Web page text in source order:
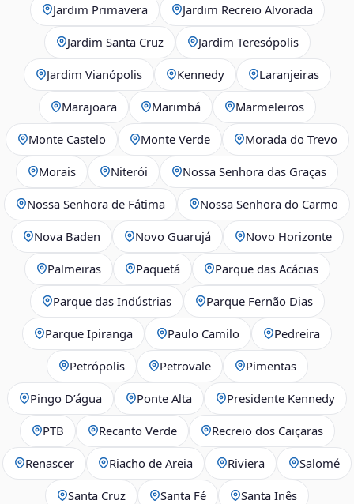
Jardim Primavera Jardim Recreio Alvorada
Jardim Santa Cruz Jardim Teresópolis
Jardim Vianópolis Kennedy Laranjeiras
Marajoara Marimbá Marmeleiros
Monte Castelo Monte Verde Morada do Trevo
Morais Niterói Nossa Senhora das Graças
Nossa Senhora de Fátima Nossa Senhora do Carmo
Nova Baden Novo Guarujá Novo Horizonte
Palmeiras Paquetá Parque das Acácias
Parque das Indústrias Parque Fernão Dias
Parque Ipiranga Paulo Camilo Pedreira
Petrópolis Petrovale Pimentas
Pingo D’água Ponte Alta Presidente Kennedy
PTB Recanto Verde Recreio dos Caiçaras
Renascer Riacho de Areia Riviera Salomé
Santa Cruz Santa Fé Santa Inês